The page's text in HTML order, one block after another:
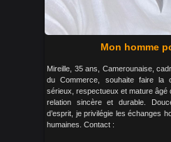
Mon homme
Mireille, 35 ans, Camerounaise,
du Commerce, souhaite faire la
sérieux, respectueux et mature âgé
relation sincère et durable.
d’esprit, je privilégie les échanges
humaines. Contact :